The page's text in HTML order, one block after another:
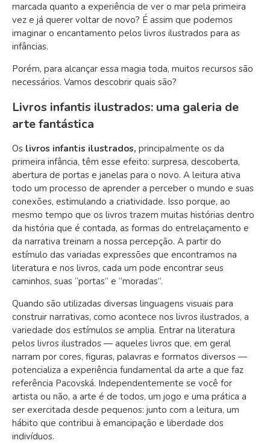
marcada quanto a experiência de ver o mar pela primeira
vez e já querer voltar de novo? É assim que podemos
imaginar o encantamento pelos livros ilustrados para as
infâncias.
Porém, para alcançar essa magia toda, muitos recursos são
necessários. Vamos descobrir quais são?
Livros infantis ilustrados: uma galeria de
arte fantástica
Os livros infantis ilustrados, principalmente os da
primeira infância, têm esse efeito: surpresa, descoberta,
abertura de portas e janelas para o novo. A leitura ativa
todo um processo de aprender a perceber o mundo e suas
conexões, estimulando a criatividade. Isso porque, ao
mesmo tempo que os livros trazem muitas histórias dentro
da história que é contada, as formas do entrelaçamento e
da narrativa treinam a nossa percepção. A partir do
estímulo das variadas expressões que encontramos na
literatura e nos livros, cada um pode encontrar seus
caminhos, suas “portas” e “moradas”.
Quando são utilizadas diversas linguagens visuais para
construir narrativas, como acontece nos livros ilustrados, a
variedade dos estímulos se amplia. Entrar na literatura
pelos livros ilustrados — aqueles livros que, em geral
narram por cores, figuras, palavras e formatos diversos —
potencializa a experiência fundamental da arte a que faz
referência Pacovská. Independentemente se você for
artista ou não, a arte é de todos, um jogo e uma prática a
ser exercitada desde pequenos: junto com a leitura, um
hábito que contribui à emancipação e liberdade dos
indivíduos.